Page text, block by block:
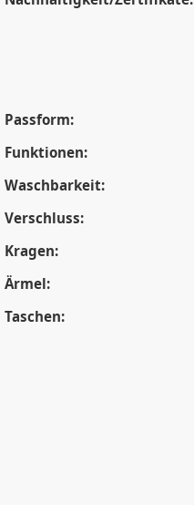
Passform:
Funktionen:
Waschbarkeit:
Verschluss:
Kragen:
Ärmel:
Taschen: